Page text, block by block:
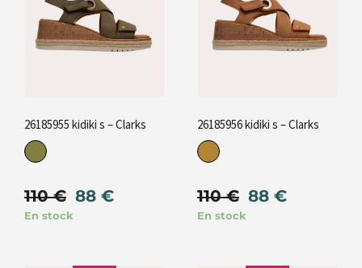
26185955 kidiki s – Clarks
110€ 88 €
En stock
26185956 kidiki s – Clarks
110€ 88 €
En stock